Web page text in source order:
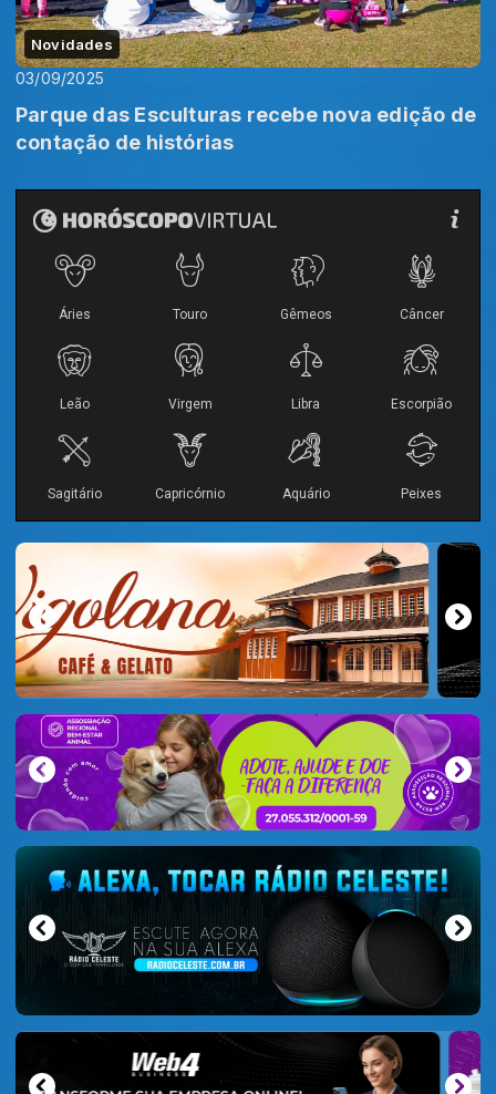
Novidades
03/09/2025
Parque das Esculturas recebe nova edição de
contação de histórias